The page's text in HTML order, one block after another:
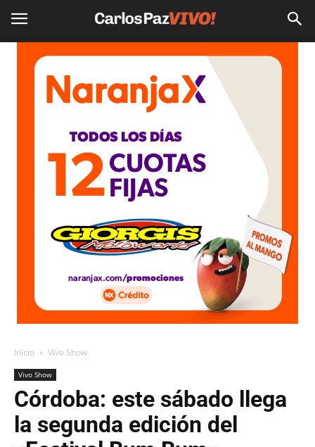
Inicio Vivo Show
Vivo Show
Córdoba: este sábado llega
la segunda edición del